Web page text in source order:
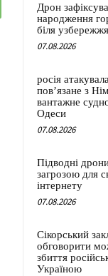
Дрон
народження
біля
07.08.2026
росія
пов’язане з
вантажне
Одеси
07.08.2026
Підводні
загрозою для
інтернету
07.08.2026
Сікорський
обговорити
збиття
Україною